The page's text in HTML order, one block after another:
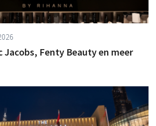
Jacobs, Fenty Beauty en meer